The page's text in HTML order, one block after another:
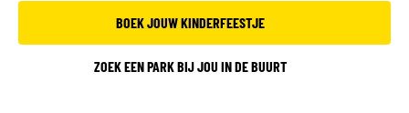
BOEK JOUW KINDERFEESTJE
ZOEK EEN PARK BIJ JOU IN DE BUURT